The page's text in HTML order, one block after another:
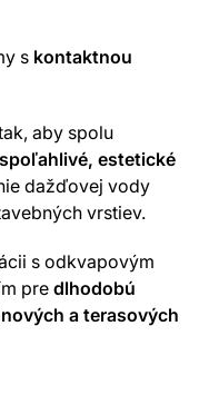
s kontaktnou
aby spolu
spoľahlivé, estetické
dažďovej vody
vrstiev.
s odkvapovým
pre dlhodobú
a terasových